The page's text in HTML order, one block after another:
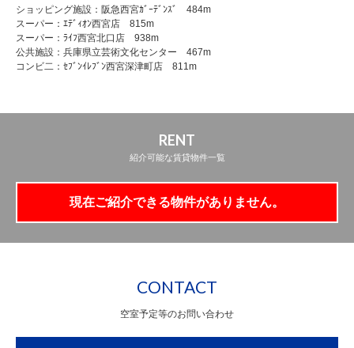
ショッピング施設：阪急西宮ｶﾞｰﾃﾞﾝｽﾞ 484m
スーパー：ｴﾃﾞｨｵﾝ西宮店 815m
スーパー：ﾗｲﾌ西宮北口店 938m
公共施設：兵庫県立芸術文化センター 467m
コンビ二：ｾﾌﾞﾝｲﾚﾌﾞﾝ西宮深津町店 811m
RENT
紹介可能な賃貸物件一覧
現在ご紹介できる物件がありません。
CONTACT
空室予定等のお問い合わせ